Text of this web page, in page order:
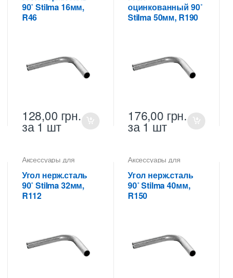
для металлических
труб Stilma
90˚ Stilma 16мм,
R46
128,00 грн.
за 1 шт
для металлических
труб Stilma
оцинкованный 90˚
Stilma 50мм, R190
176,00 грн.
за 1 шт
Аксессуары для
металлических труб
Углы горизонтальные
для металлических
труб Stilma
Угол нерж.сталь
90˚ Stilma 32мм,
R112
Аксессуары для
металлических труб
Углы горизонтальные
для металлических
труб Stilma
Угол нерж.сталь
90˚ Stilma 40мм,
R150